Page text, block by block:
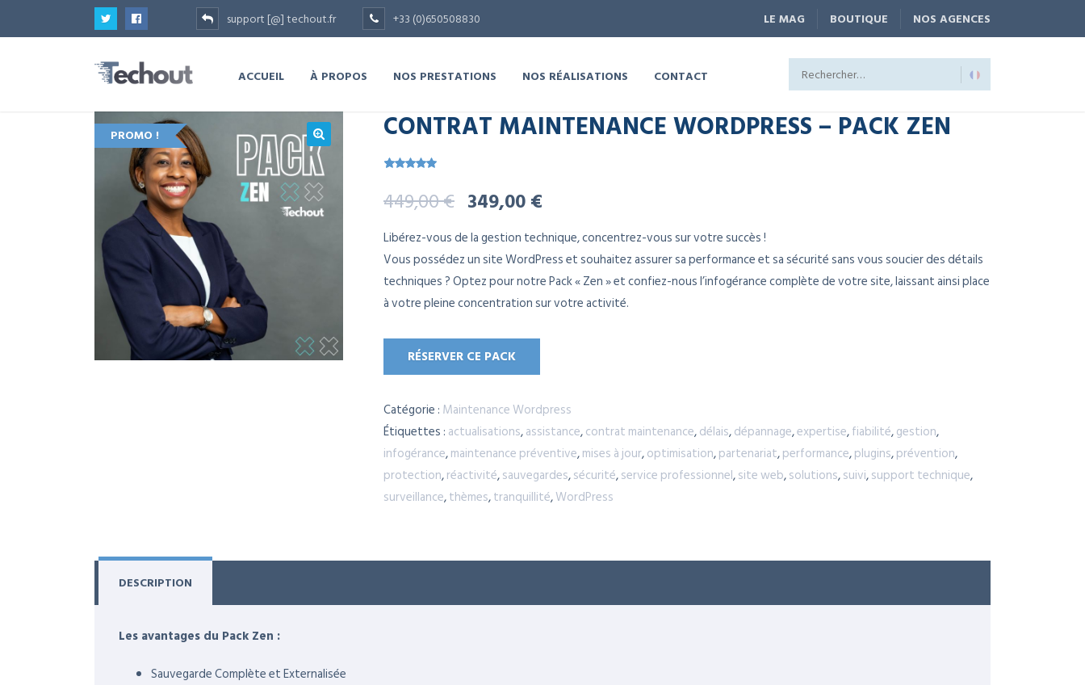
support [@] techout.fr +33 (0)650508830 LE MAG BOUTIQUE NOS AGENCES
ACCUEIL À PROPOS NOS PRESTATIONS NOS RÉALISATIONS CONTACT
PROMO !
🔍
CONTRAT MAINTENANCE WORDPRESS – PACK ZEN
sur 5 basé
sur
449,00€ Le
prix
initial
était :
449,00 €.
349,00€
prix
actuel
est :
Libérez-vous de la gestion technique, concentrez-vous sur votre succès !
Vous possédez un site WordPress et souhaitez assurer sa performance et sa sécurité sans vous soucier des détails
techniques ? Optez pour notre Pack « Zen » et confiez-nous l’infogérance complète de votre site, laissant ainsi place
à votre pleine concentration sur votre activité.
RÉSERVER CE PACK
Catégorie : Maintenance Wordpress
Étiquettes : actualisations,assistance,contrat maintenance,délais,dépannage,expertise,fiabilité,gestion,
infogérance,maintenance préventive,mises à jour,optimisation,partenariat,performance,plugins,prévention,
protection,réactivité,sauvegardes,sécurité,service professionnel,site web,solutions,suivi,support technique,
surveillance,thèmes,tranquillité,WordPress
DESCRIPTION
Les avantages du Pack Zen :
Sauvegarde Complète et Externalisée